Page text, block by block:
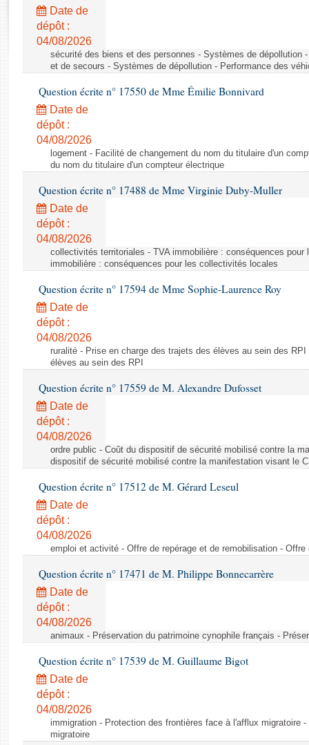
Rapports législatifs
Rapports sur l'application des lois
Baromètre de l’application des lois
Dossiers législatifs
Budget et sécurité sociale
Questions écrites et orales
Comptes rendus des débats
Date de
dépôt :
04/08/2026
sécurité des biens et des personnes - Systèmes de dépollution
et de secours - Systèmes de dépollution - Performance des
Question écrite n° 17550 de Mme Émilie Bonnivard
Date de
dépôt :
04/08/2026
logement - Facilité de changement du nom du titulaire d'un
du nom du titulaire d'un compteur électrique
Question écrite n° 17488 de Mme Virginie Duby-Muller
Date de
dépôt :
04/08/2026
collectivités territoriales - TVA immobilière : conséquences
immobilière : conséquences pour les collectivités locales
Question écrite n° 17594 de Mme Sophie-Laurence Roy
Date de
dépôt :
04/08/2026
ruralité - Prise en charge des trajets des élèves au sein des
élèves au sein des RPI
Question écrite n° 17559 de M. Alexandre Dufosset
Date de
dépôt :
04/08/2026
ordre public - Coût du dispositif de sécurité mobilisé contre la
dispositif de sécurité mobilisé contre la manifestation visant le
Question écrite n° 17512 de M. Gérard Leseul
Date de
dépôt :
04/08/2026
emploi et activité - Offre de repérage et de remobilisation -
Question écrite n° 17471 de M. Philippe Bonnecarrère
Date de
dépôt :
04/08/2026
animaux - Préservation du patrimoine cynophile français -
Question écrite n° 17539 de M. Guillaume Bigot
Date de
dépôt :
04/08/2026
immigration - Protection des frontières face à l'afflux migratoire
migratoire